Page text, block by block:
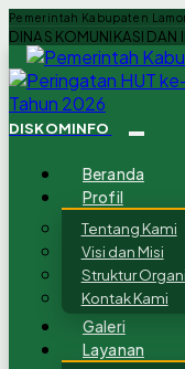
Pemerintah Kabupaten
DINAS KOMUNIKASI DAN
DISKOMINFO
Beranda
Profil
Tentang Kami
Visi dan Misi
Struktur
Kontak Kami
Galeri
Layanan